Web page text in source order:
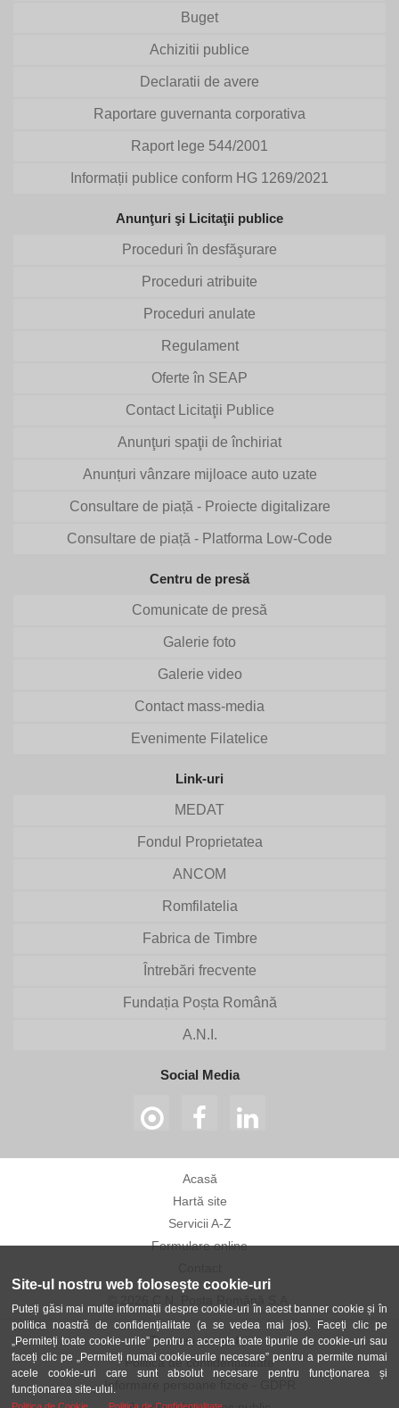
Site-ul nostru web folosește cookie-uri
Puteți găsi mai multe informații despre cookie-uri în acest banner cookie și în
politica noastră de confidențialitate (a se vedea mai jos). Faceți clic pe
„Permiteți toate cookie-urile” pentru a accepta toate tipurile de cookie-uri sau
faceți clic pe „Permiteți numai cookie-urile necesare” pentru a permite numai
acele cookie-uri care sunt absolut necesare pentru funcționarea și
funcționarea site-ului.
Buget
Achizitii publice
Declaratii de avere
Raportare guvernanta corporativa
Raport lege 544/2001
Informații publice conform HG 1269/2021
Anunţuri şi Licitaţii publice
Proceduri în desfăşurare
Proceduri atribuite
Proceduri anulate
Regulament
Oferte în SEAP
Contact Licitaţii Publice
Anunţuri spaţii de închiriat
Anunțuri vânzare mijloace auto uzate
Consultare de piață - Proiecte digitalizare
Consultare de piață - Platforma Low-Code
Centru de presă
Comunicate de presă
Galerie foto
Galerie video
Contact mass-media
Evenimente Filatelice
Link-uri
MEDAT
Fondul Proprietatea
ANCOM
Romfilatelia
Fabrica de Timbre
Întrebări frecvente
Fundația Poșta Română
A.N.I.
Social Media
Acasă
Hartă site
Servicii A-Z
Formulare online
Termeni și condiții
Politica de confidențialitate
Informare persoane fizice - GDPR